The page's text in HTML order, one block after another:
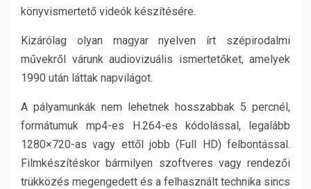
könyvismertető videók készítésére.
Kizárólag olyan magyar nyelven írt szépirodalmi
művekről várunk audiovizuális ismertetőket, amelyek
1990 után láttak napvilágot.
A pályamunkák nem lehetnek hosszabbak 5 percnél,
formátumuk mp4-es H.264-es kódolással, legalább
1280×720-as vagy ettől jobb (Full HD) felbontással.
Filmkészítéskor bármilyen szoftveres vagy rendezői
trükközés megengedett és a felhasznált technika sincs